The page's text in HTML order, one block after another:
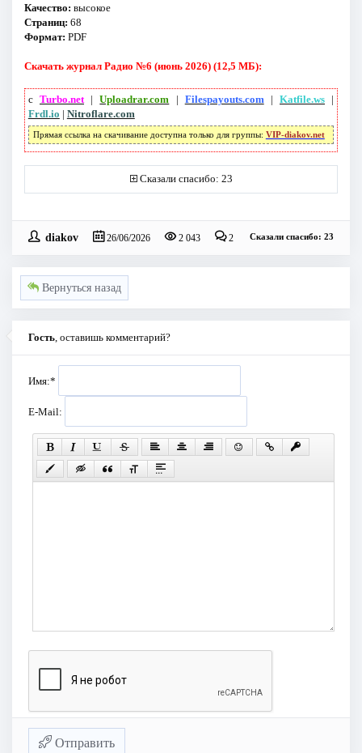
Качество: высокое
Страниц: 68
Формат: PDF
Скачать журнал Радио №6 (июнь 2026) (12,5 МБ):
с Turbo.net|Uploadrar.com | Filespayouts.com |Katfile.ws |
Frdl.io | Nitroflare.com
Прямая ссылка на скачивание доступна только для группы: VIP-diakov.net
Сказали спасибо: 23
diakov 26/06/2026 2 043 2 Сказали спасибо: 23
Вернуться назад
Гость , оставишь комментарий?
Имя:*
E-Mail:
Отправить